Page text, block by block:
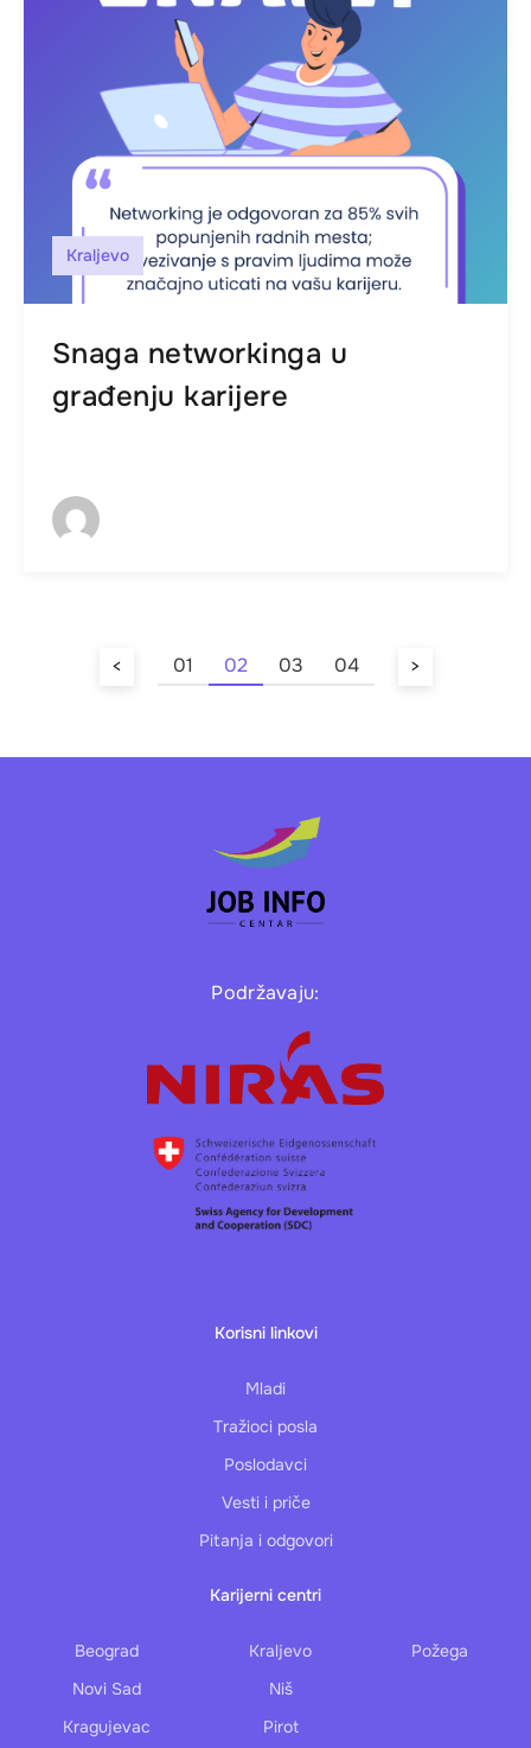
Kraljevo
Snaga networkinga u
građenju karijere
< 01 02 03 04 >
Podržavaju:
Korisni linkovi
Mladi
Tražioci posla
Poslodavci
Vesti i priče
Pitanja i odgovori
Karijerni centri
Beograd
Novi Sad
Kragujevac
Kraljevo
Niš
Pirot
Požega